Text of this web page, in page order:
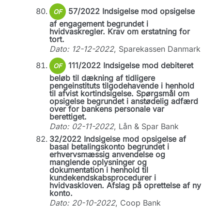
OF
57/2022 Indsigelse mod opsigelse
af engagement begrundet i
hvidvaskregler. Krav om erstatning for
tort.
Dato: 12-12-2022, Sparekassen Danmark
OF
111/2022 Indsigelse mod debiteret
beløb til dækning af tidligere
pengeinstituts tilgodehavende i henhold
til afvist kortindsigelse. Spørgsmål om
opsigelse begrundet i anstødelig adfærd
over for bankens personale var
berettiget.
Dato: 02-11-2022, Lån & Spar Bank
32/2022 Indsigelse mod opsigelse af
basal betalingskonto begrundet i
erhvervsmæssig anvendelse og
manglende oplysninger og
dokumentation i henhold til
kundekendskabsprocedurer i
hvidvaskloven. Afslag på oprettelse af ny
konto.
Dato: 20-10-2022, Coop Bank